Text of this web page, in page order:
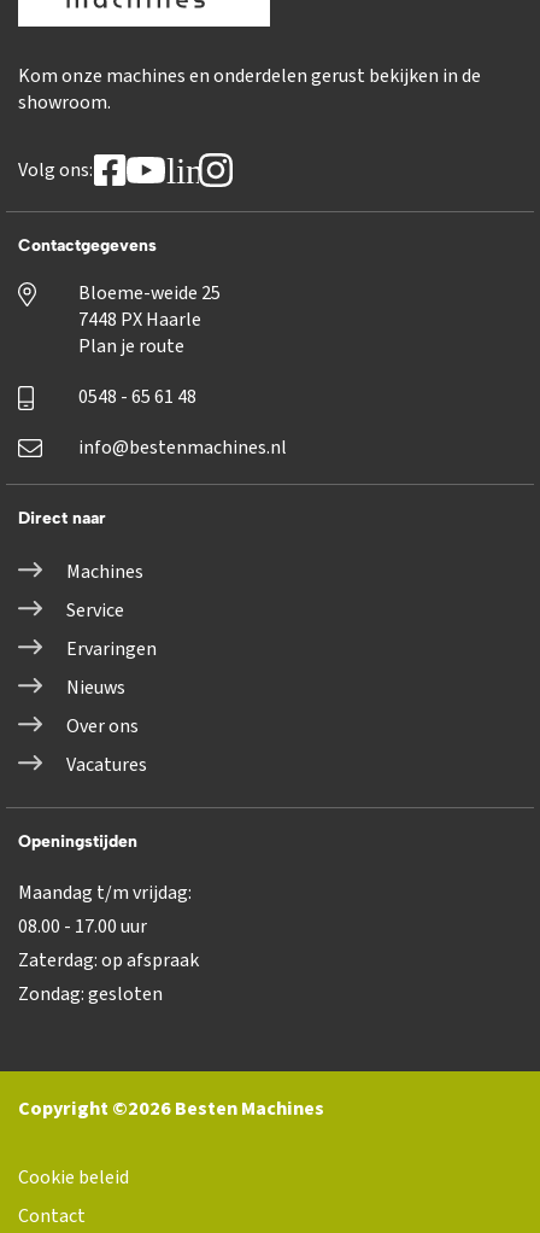
Kom onze machines en onderdelen gerust bekijken in de
showroom.
Volg ons: linkedin
Contactgegevens
Bloeme-weide 25
7448 PX Haarle
Plan je route
0548 - 65 61 48
info@bestenmachines.nl
Direct naar
Machines
Service
Ervaringen
Nieuws
Over ons
Vacatures
Openingstijden
Maandag t/m vrijdag:
08.00 - 17.00 uur
Zaterdag: op afspraak
Zondag: gesloten
Copyright ©2026 Besten Machines
Cookie beleid
Contact